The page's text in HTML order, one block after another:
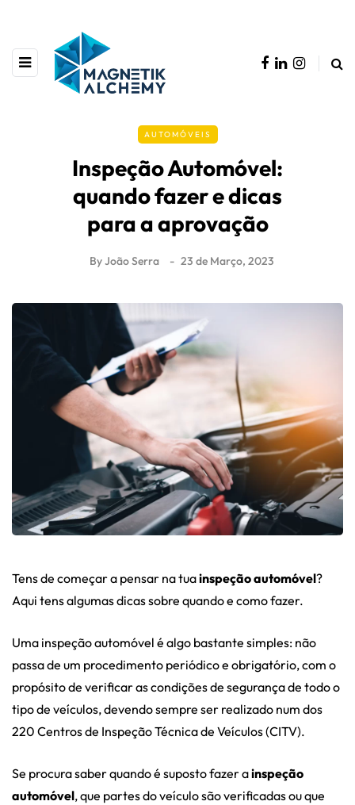
AUTOMÓVEIS
Inspeção Automóvel:
quando fazer e dicas
para a aprovação
ByJoão Serra 23 de Março, 2023
Tens de começar a pensar na tuainspeção automóvel?
Aqui tens algumas dicas sobre quando e como fazer.
Uma inspeção automóvel é algo bastante simples: não
passa de um procedimento periódico e obrigatório, com o
propósito de verificar as condições de segurança de todo o
tipo de veículos, devendo sempre ser realizado num dos
220 Centros de Inspeção Técnica de Veículos (CITV).
Se procura saber quando é suposto fazer ainspeção
automóvel, que partes do veículo são verificadas ou que